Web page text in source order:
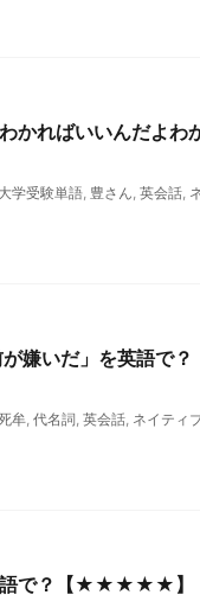
かればいいんだよわ
大学受験単語, 豊さん, 英会話,
が嫌いだ」を英語
牟, 代名詞, 英会話, ネイティ
語で？【★★★★★】